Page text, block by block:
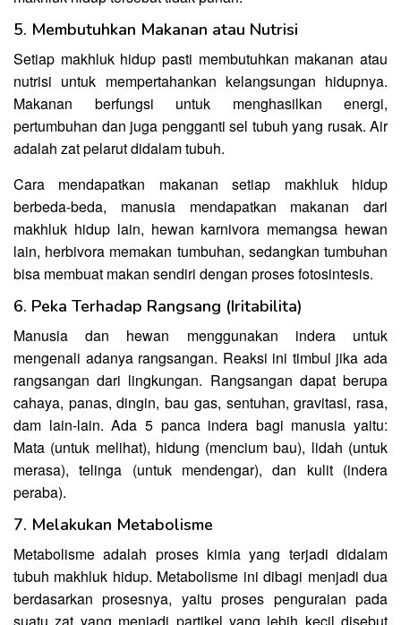
5. Membutuhkan Makanan atau Nutrisi
Setiap makhluk hidup pasti membutuhkan makanan atau
nutrisi untuk mempertahankan kelangsungan hidupnya.
Makanan berfungsi untuk menghasilkan energi,
pertumbuhan dan juga pengganti sel tubuh yang rusak. Air
adalah zat pelarut didalam tubuh.
Cara mendapatkan makanan setiap makhluk hidup
berbeda-beda, manusia mendapatkan makanan dari
makhluk hidup lain, hewan karnivora memangsa hewan
lain, herbivora memakan tumbuhan, sedangkan tumbuhan
bisa membuat makan sendiri dengan proses fotosintesis.
6. Peka Terhadap Rangsang (Iritabilita)
Manusia dan hewan menggunakan indera untuk
mengenali adanya rangsangan. Reaksi ini timbul jika ada
rangsangan dari lingkungan. Rangsangan dapat berupa
cahaya, panas, dingin, bau gas, sentuhan, gravitasi, rasa,
dam lain-lain. Ada 5 panca indera bagi manusia yaitu:
Mata (untuk melihat), hidung (mencium bau), lidah (untuk
merasa), telinga (untuk mendengar), dan kulit (indera
peraba).
7. Melakukan Metabolisme
Metabolisme adalah proses kimia yang terjadi didalam
tubuh makhluk hidup. Metabolisme ini dibagi menjadi dua
berdasarkan prosesnya, yaitu proses penguraian pada